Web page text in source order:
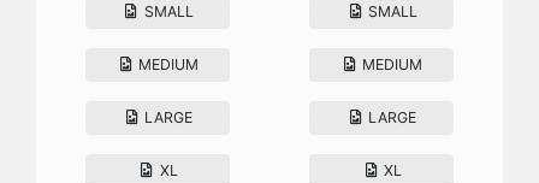
SMALL
MEDIUM
LARGE
XL
SMALL
MEDIUM
LARGE
XL